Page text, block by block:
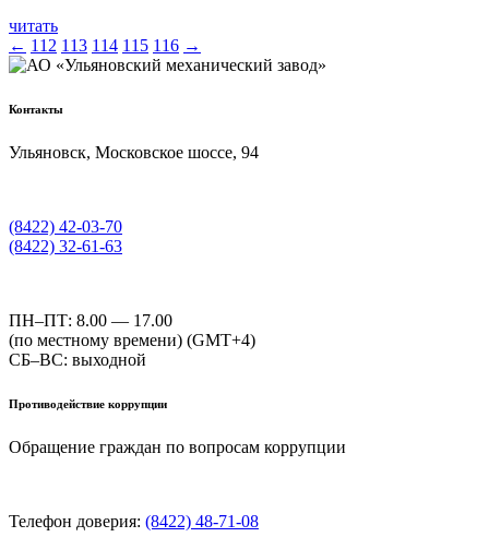
читать
← 112 113 114 115 116 →
Контакты
Ульяновск, Московское шоссе, 94
(8422) 42-03-70
(8422) 32-61-63
ПН–ПТ: 8.00 — 17.00
(по местному времени) (GMT+4)
СБ–ВС: выходной
Противодействие коррупции
Обращение граждан по вопросам коррупции
Телефон доверия: (8422) 48-71-08